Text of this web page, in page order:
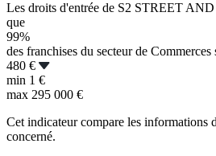
Les droits d'entrée de S2 STREET
que
99%
des franchises du secteur de Commerces
480 €
min 1 €
max 295 000 €
Cet indicateur compare les informations
concerné.